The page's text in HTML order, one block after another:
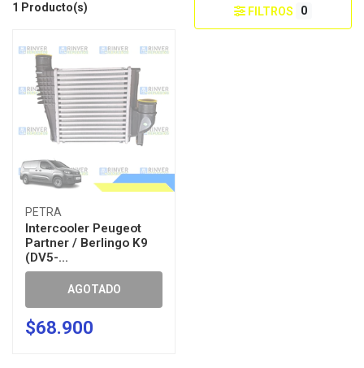
1 Producto(s) FILTROS 0
PETRA
Intercooler Peugeot
Partner / Berlingo K9
(DV5-...
AGOTADO
$68.900